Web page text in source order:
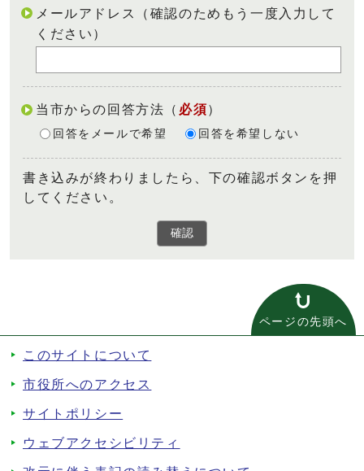
メールアドレス（確認のためもう一度入力して
ください）
当市からの回答方法 （ 必須）
回答をメールで希望 回答を希望しない
書き込みが終わりましたら、下の確認ボタンを押
してください。
確認
ページの先頭へ
このサイトについて
市役所へのアクセス
サイトポリシー
ウェブアクセシビリティ